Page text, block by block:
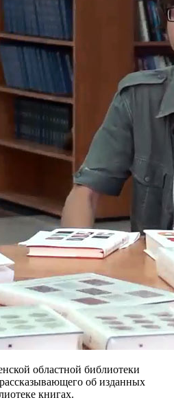
областной библиотеки
об изданных
книгах.